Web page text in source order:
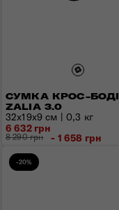
СУМКА КРОС-БОДІ
ZALIA 3.0
32х19х9 см | 0,3 кг
6 632 грн
8 290 грн - 1 658 грн
-20%